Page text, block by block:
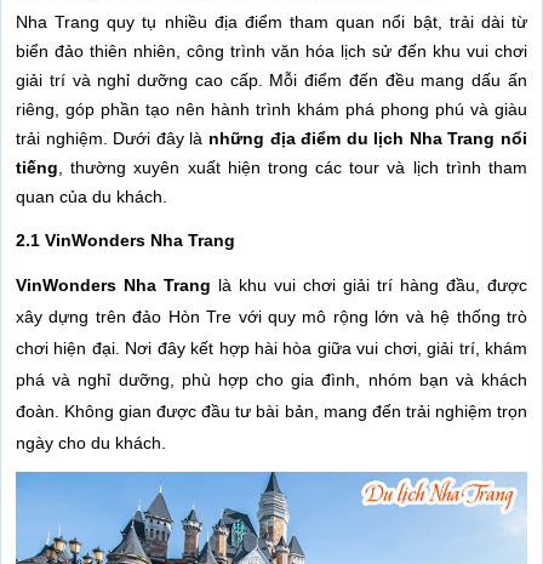
Nha Trang quy tụ nhiều địa điểm tham quan nổi bật, trải dài từ
biển đảo thiên nhiên, công trình văn hóa lịch sử đến khu vui chơi
giải trí và nghỉ dưỡng cao cấp. Mỗi điểm đến đều mang dấu ấn
riêng, góp phần tạo nên hành trình khám phá phong phú và giàu
trải nghiệm. Dưới đây là những địa điểm du lịch Nha Trang nổi
tiếng , thường xuyên xuất hiện trong các tour và lịch trình tham
quan của du khách.
2.1 VinWonders Nha Trang
VinWonders Nha Trang là khu vui chơi giải trí hàng đầu, được
xây dựng trên đảo Hòn Tre với quy mô rộng lớn và hệ thống trò
chơi hiện đại. Nơi đây kết hợp hài hòa giữa vui chơi, giải trí, khám
phá và nghỉ dưỡng, phù hợp cho gia đình, nhóm bạn và khách
đoàn. Không gian được đầu tư bài bản, mang đến trải nghiệm trọn
ngày cho du khách.